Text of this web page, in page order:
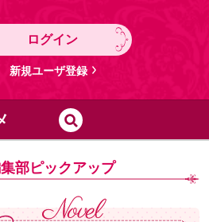
ログイン
新規ユーザ登録
部ピックアップ